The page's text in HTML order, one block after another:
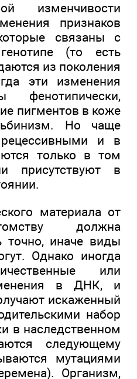
изменчивости
признаков
связаны с
(то есть
из поколения
эти изменения
фенотипически,
пигментов в коже
Но чаще
и в
только в том
присутствуют в
материала от
должна
точно, иначе виды
Однако иногда
или
в ДНК, и
искаженный
набор
в наследственном
следующему
мутациями
Организм,